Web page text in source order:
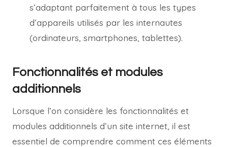
s’adaptant parfaitement à tous les types
d’appareils utilisés par les internautes
(ordinateurs, smartphones, tablettes).
Fonctionnalités et modules
additionnels
Lorsque l’on considère les fonctionnalités et
modules additionnels d’un site internet, il est
essentiel de comprendre comment ces éléments